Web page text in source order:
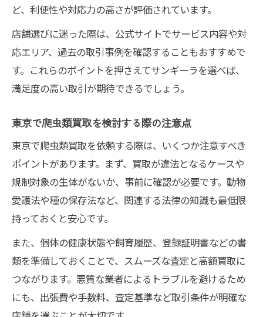
ど、利便性や対応力の高さが評価されています。
店舗選びに迷った際は、公式サイトでサービス内容や対
応エリア、過去の取引事例を確認することもおすすめで
す。これらのポイントを押さえてサンギーラを選べば、
満足度の高い取引が期待できるでしょう。
東京で爬虫類買取を検討する際の注意点
東京で爬虫類買取を依頼する際は、いくつか注意すべき
ポイントがあります。まず、買取が違法となるケースや
規制対象の生体がないか、事前に確認が必要です。動物
愛護法や種の保存法など、関連する法律の知識も最低限
持っておくと安心です。
また、個体の健康状態や飼育履歴、登録証明書などの書
類を準備しておくことで、スムーズな査定と高額買取に
つながります。悪質な業者によるトラブルを避けるため
にも、出張費や手数料、査定基準など取引条件が明確な